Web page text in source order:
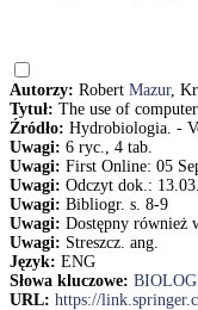
Autorzy: Robert Mazur,
Tytuł: The use of
Źródło: Hydrobiologia. -
Uwagi: 6 ryc., 4 tab.
Uwagi: First Online: 05
Uwagi: Odczyt dok.:
Uwagi: Bibliogr. s. 8-9
Uwagi: Dostępny również
Uwagi: Streszcz. ang.
Język: ENG
Słowa kluczowe:
URL: https://